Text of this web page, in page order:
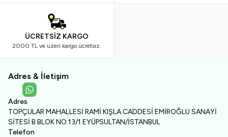
ÜCRETSİZ KARGO
2000 TL ve üzeri kargo ücretsiz.
Adres & İletişim
Adres
TOPÇULAR MAHALLESİ RAMİ KIŞLA CADDESİ EMİROĞLU SANAYİ
SİTESİ B BLOK NO:13/1 EYÜPSULTAN/İSTANBUL
Telefon
Instagram
WhatsApp